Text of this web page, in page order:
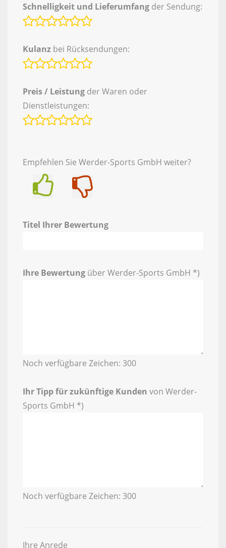
Schnelligkeit und Lieferumfang der Sendung:
Kulanz bei Rücksendungen:
Preis / Leistung der Waren oder
Dienstleistungen:
Empfehlen Sie Werder-Sports GmbH weiter?
Titel Ihrer Bewertung
Ihre Bewertung über Werder-Sports GmbH *)
Noch verfügbare Zeichen: 300
Ihr Tipp für zukünftige Kunden von Werder-
Sports GmbH *)
Noch verfügbare Zeichen: 300
Ihre Anrede